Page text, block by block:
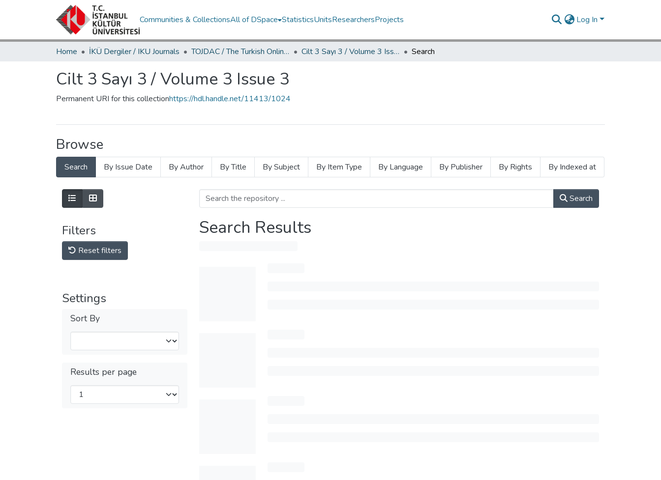
Communities & CollectionsAll of DSpace StatisticsUnitsResearchersProjects Log In
Home İKÜ Dergiler / IKU Journals TOJDAC / The Turkish Online Journal of Design Art and Communication Cilt 3 Sayı 3 / Volume 3 Issue 3 Search
Cilt 3 Sayı 3 / Volume 3 Issue 3
Permanent URI for this collectionhttps://hdl.handle.net/11413/1024
Browse
Search By Issue Date By Author By Title By Subject By Item Type By Language By Publisher By Rights By Indexed at
Filters
Reset filters
Settings
Sort By
Results per page
Search
Search Results